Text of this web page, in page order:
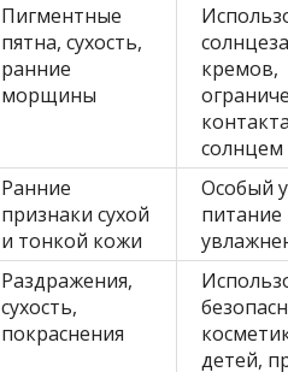
Пигментные
пятна, сухость,
ранние
морщины
кремов,
солнцем
Ранние
признаки сухой
и тонкой кожи
Особый
питание
Раздражения,
сухость,
покраснения
детей,